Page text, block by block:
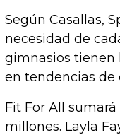
Según Casallas,
necesidad de
gimnasios tienen
en tendencias de
Fit For All
millones. Layla